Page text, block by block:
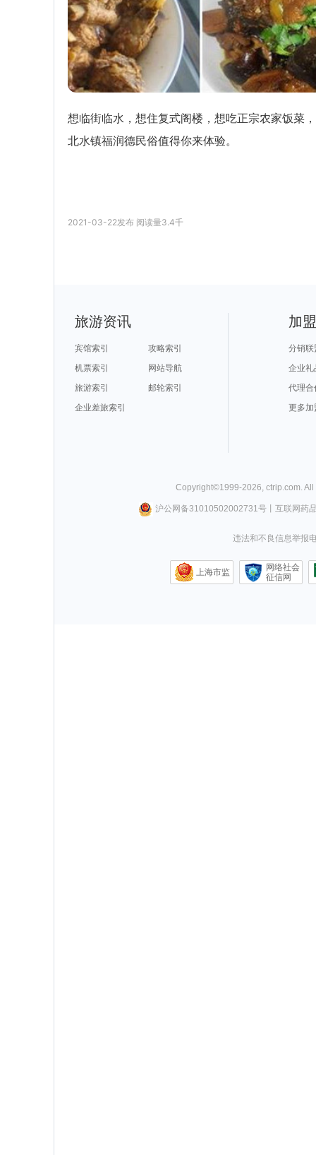
想临街临水，想住复式阁楼，想吃正宗农家饭菜
北水镇福润德民俗值得你来体验。
2021-03-22发布 阅读量3.4千
旅游资讯
宾馆索引
攻略索引
机票索引
网站导航
旅游索引
邮轮索引
企业差旅索引
加
分销联
企业礼
代理合
更多加
Copyright©1999-2026, ctrip.com.
沪公网备31010502002731号丨 互联网药
违法和不良信息举报
上海市监
网络社会
征信网